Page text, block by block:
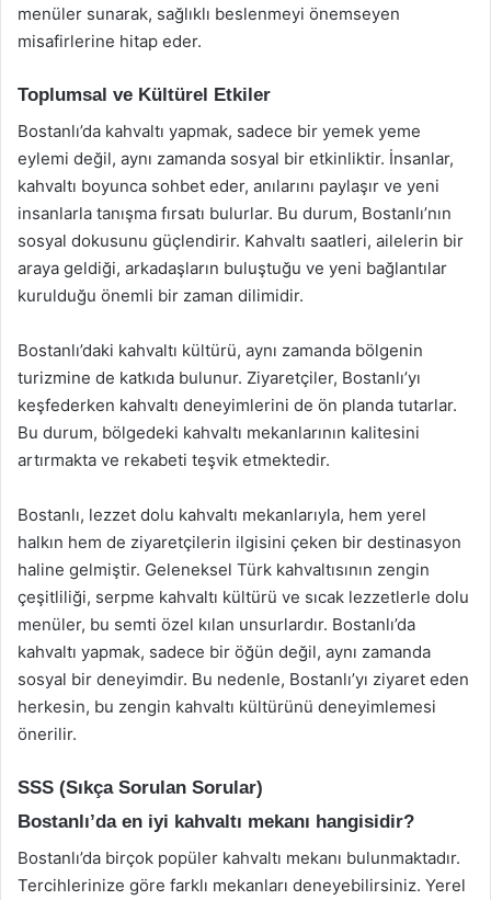
menüler sunarak, sağlıklı beslenmeyi önemseyen
misafirlerine hitap eder.
Toplumsal ve Kültürel Etkiler
Bostanlı’da kahvaltı yapmak, sadece bir yemek yeme
eylemi değil, aynı zamanda sosyal bir etkinliktir. İnsanlar,
kahvaltı boyunca sohbet eder, anılarını paylaşır ve yeni
insanlarla tanışma fırsatı bulurlar. Bu durum, Bostanlı’nın
sosyal dokusunu güçlendirir. Kahvaltı saatleri, ailelerin bir
araya geldiği, arkadaşların buluştuğu ve yeni bağlantılar
kurulduğu önemli bir zaman dilimidir.
Bostanlı’daki kahvaltı kültürü, aynı zamanda bölgenin
turizmine de katkıda bulunur. Ziyaretçiler, Bostanlı’yı
keşfederken kahvaltı deneyimlerini de ön planda tutarlar.
Bu durum, bölgedeki kahvaltı mekanlarının kalitesini
artırmakta ve rekabeti teşvik etmektedir.
Bostanlı, lezzet dolu kahvaltı mekanlarıyla, hem yerel
halkın hem de ziyaretçilerin ilgisini çeken bir destinasyon
haline gelmiştir. Geleneksel Türk kahvaltısının zengin
çeşitliliği, serpme kahvaltı kültürü ve sıcak lezzetlerle dolu
menüler, bu semti özel kılan unsurlardır. Bostanlı’da
kahvaltı yapmak, sadece bir öğün değil, aynı zamanda
sosyal bir deneyimdir. Bu nedenle, Bostanlı’yı ziyaret eden
herkesin, bu zengin kahvaltı kültürünü deneyimlemesi
önerilir.
SSS (Sıkça Sorulan Sorular)
Bostanlı’da en iyi kahvaltı mekanı hangisidir?
Bostanlı’da birçok popüler kahvaltı mekanı bulunmaktadır.
Tercihlerinize göre farklı mekanları deneyebilirsiniz. Yerel